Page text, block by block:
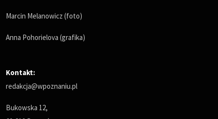
Marcin Melanowicz (foto)
Anna Pohorielova (grafika)
Kontakt:
redakcja@wpoznaniu.pl
Bukowska 12,